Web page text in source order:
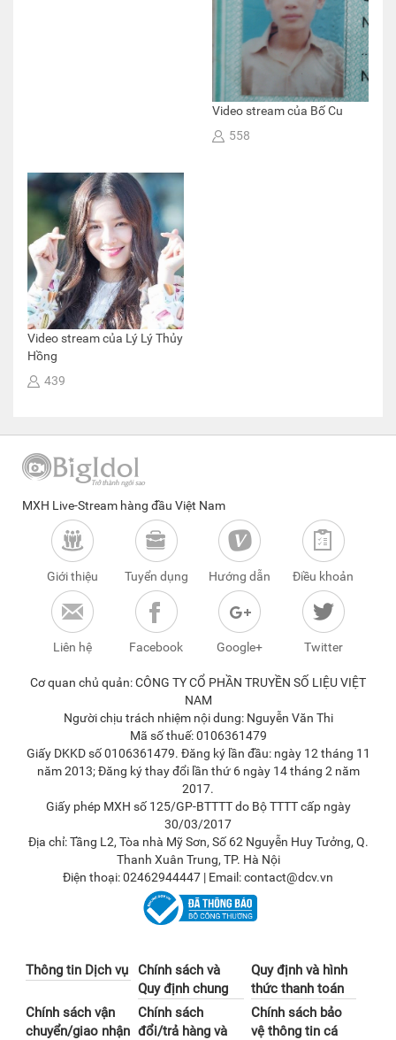
Video stream của Bố Cu
558
Video stream của Lý Lý Thủy
Hồng
439
MXH Live-Stream hàng đầu Việt Nam
Giới thiệu Tuyển dụng Hướng dẫn Điều khoản
Liên hệ Facebook Google+ Twitter
Cơ quan chủ quản: CÔNG TY CỔ PHẦN TRUYỀN SỐ LIỆU VIỆT
NAM
Người chịu trách nhiệm nội dung: Nguyễn Văn Thi
Mã số thuế: 0106361479
Giấy DKKD số 0106361479. Đăng ký lần đầu: ngày 12 tháng 11
năm 2013; Đăng ký thay đổi lần thứ 6 ngày 14 tháng 2 năm
2017.
Giấy phép MXH số 125/GP-BTTTT do Bộ TTTT cấp ngày
30/03/2017
Địa chỉ: Tầng L2, Tòa nhà Mỹ Sơn, Số 62 Nguyễn Huy Tưởng, Q.
Thanh Xuân Trung, TP. Hà Nội
Điện thoại: 02462944447 | Email: contact@dcv.vn
Thông tin Dịch vụ
Chính sách và
Quy định chung
Quy định và hình
thức thanh toán
Chính sách vận
chuyển/giao nhận
Chính sách
đổi/trả hàng và
Chính sách bảo
vệ thông tin cá